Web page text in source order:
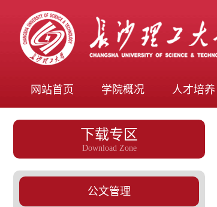
网站首页 学院概况 人才培养
下载专区
Download Zone
公文管理